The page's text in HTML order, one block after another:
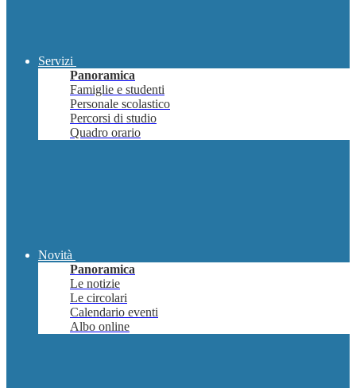
Servizi
Panoramica
Famiglie e studenti
Personale scolastico
Percorsi di studio
Quadro orario
Novità
Panoramica
Le notizie
Le circolari
Calendario eventi
Albo online